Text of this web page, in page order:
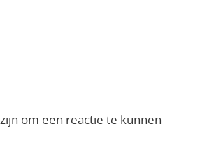
zijn om een reactie te kunnen